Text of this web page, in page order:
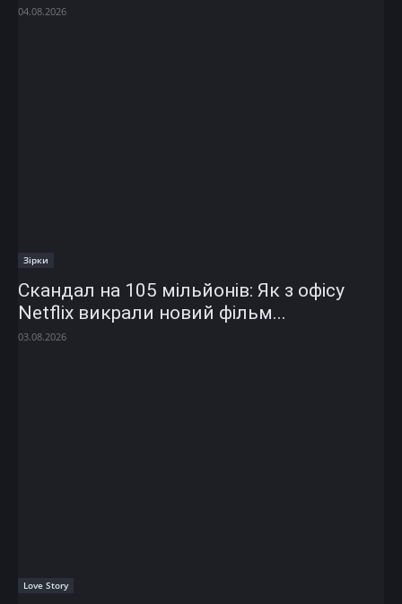
04.08.2026
Зірки
Скандал на 105 мільйонів: Як з офісу
Netflix викрали новий фільм...
03.08.2026
Love Story